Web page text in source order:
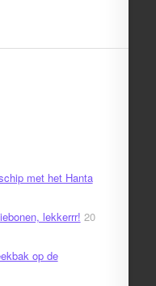
met het Hanta
lekkerrr! 20
op de